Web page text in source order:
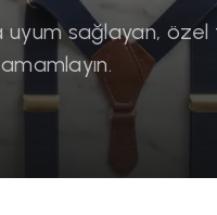
sağlayan, özel
tamamlayın.